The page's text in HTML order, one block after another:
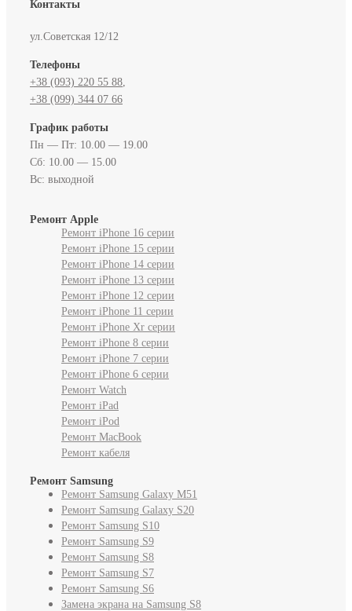
Контакты
ул.Советская 12/12
Телефоны
+38 (093) 220 55 88‬
+38 (099) 344 07 66
График работы
Пн — Пт: 10.00 — 19.00
Сб: 10.00 — 15.00
Вс: выходной
Ремонт Apple
Ремонт iPhone 16 серии
Ремонт iPhone 15 серии
Ремонт iPhone 14 серии
Ремонт iPhone 13 серии
Ремонт iPhone 12 серии
Ремонт iPhone 11 серии
Ремонт iPhone Xr серии
Ремонт iPhone 8 серии
Ремонт iPhone 7 серии
Ремонт iPhone 6 серии
Ремонт Watch
Ремонт iPad
Ремонт iPod
Ремонт MacBook
Ремонт кабеля
Ремонт Samsung
Ремонт Samsung Galaxy M51
Ремонт Samsung Galaxy S20
Ремонт Samsung S10
Ремонт Samsung S9
Ремонт Samsung S8
Ремонт Samsung S7
Ремонт Samsung S6
Замена экрана на Samsung S8